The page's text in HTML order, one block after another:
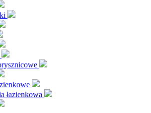
łazienkowa